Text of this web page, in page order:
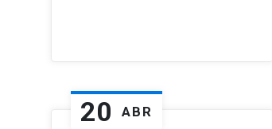
20 ABR